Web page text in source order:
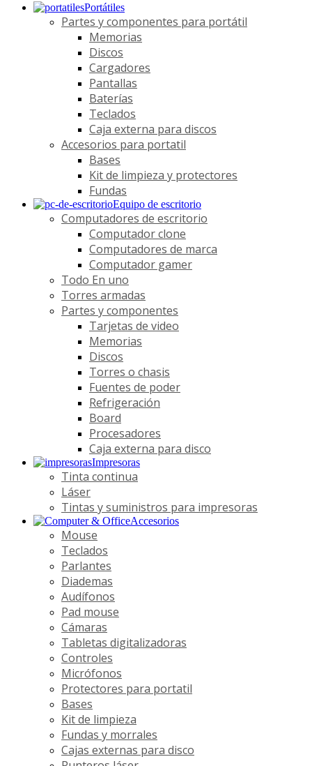
Portátiles
Partes y componentes para portátil
Memorias
Discos
Cargadores
Pantallas
Baterías
Teclados
Caja externa para discos
Accesorios para portatil
Bases
Kit de limpieza y protectores
Fundas
Equipo de escritorio
Computadores de escritorio
Computador clone
Computadores de marca
Computador gamer
Todo En uno
Torres armadas
Partes y componentes
Tarjetas de video
Memorias
Discos
Torres o chasis
Fuentes de poder
Refrigeración
Board
Procesadores
Caja externa para disco
Impresoras
Tinta continua
Láser
Tintas y suministros para impresoras
Accesorios
Mouse
Teclados
Parlantes
Diademas
Audífonos
Pad mouse
Cámaras
Tabletas digitalizadoras
Controles
Micrófonos
Protectores para portatil
Bases
Kit de limpieza
Fundas y morrales
Cajas externas para disco